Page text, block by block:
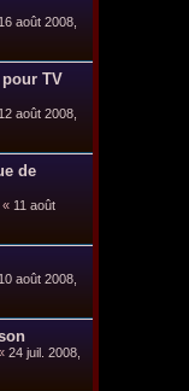
16 août 2008,
pour TV
12 août 2008,
de
« 11 août
10 août 2008,
24 juil. 2008,